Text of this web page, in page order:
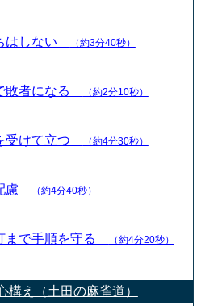
はしない （約3分40秒）
敗者になる （約2分10秒）
受けて立つ （約4分30秒）
慮 （約4分40秒）
まで手順を守る （約4分20秒）
構え（土田の麻雀道）